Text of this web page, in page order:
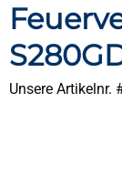
Unsere Artikelnr.